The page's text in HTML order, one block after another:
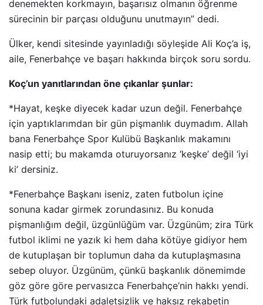
denemekten korkmayın, başarısız olmanın öğrenme
sürecinin bir parçası olduğunu unutmayın” dedi.
Ülker, kendi sitesinde yayınladığı söyleşide Ali Koç’a iş,
aile, Fenerbahçe ve başarı hakkında birçok soru sordu.
Koç’un yanıtlarından öne çıkanlar şunlar:
*Hayat, keşke diyecek kadar uzun değil. Fenerbahçe
için yaptıklarımdan bir gün pişmanlık duymadım. Allah
bana Fenerbahçe Spor Kulübü Başkanlık makamını
nasip etti; bu makamda oturuyorsanız ‘keşke’ değil ‘iyi
ki’ dersiniz.
*Fenerbahçe Başkanı iseniz, zaten futbolun içine
sonuna kadar girmek zorundasınız. Bu konuda
pişmanlığım değil, üzgünlüğüm var. Üzgünüm; zira Türk
futbol iklimi ne yazık ki hem daha kötüye gidiyor hem
de kutuplaşan bir toplumun daha da kutuplaşmasına
sebep oluyor. Üzgünüm, çünkü başkanlık dönemimde
göz göre göre pervasızca Fenerbahçe’nin hakkı yendi.
Türk futbolundaki adaletsizlik ve haksız rekabetin